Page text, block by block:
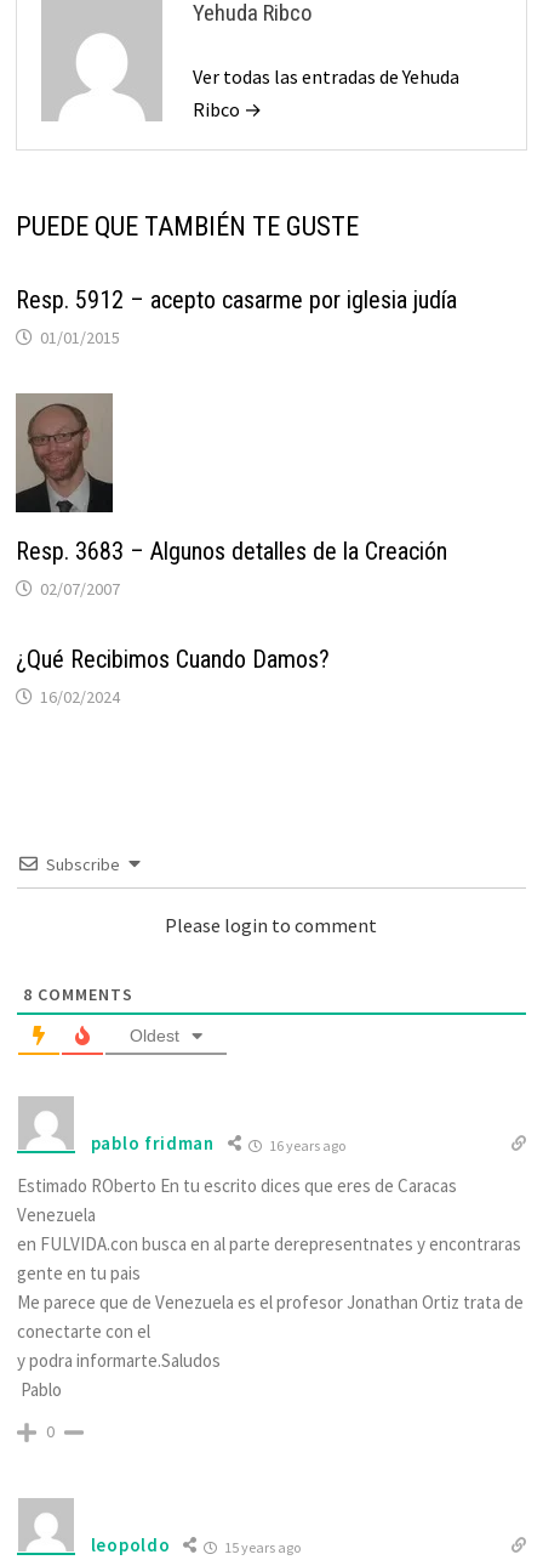
Yehuda Ribco
Ver todas las entradas de Yehuda
Ribco →
PUEDE QUE TAMBIÉN TE GUSTE
Resp. 5912 – acepto casarme por iglesia judía
01/01/2015
Resp. 3683 – Algunos detalles de la Creación
02/07/2007
¿Qué Recibimos Cuando Damos?
16/02/2024
Subscribe
Please login to comment
8 COMMENTS
Oldest
pablo fridman 16 years ago
Estimado ROberto En tu escrito dices que eres de Caracas
Venezuela
en FULVIDA.con busca en al parte derepresentnates y encontraras
gente en tu pais
Me parece que de Venezuela es el profesor Jonathan Ortiz trata de
conectarte con el
y podra informarte.Saludos
Pablo
0
leopoldo 15 years ago